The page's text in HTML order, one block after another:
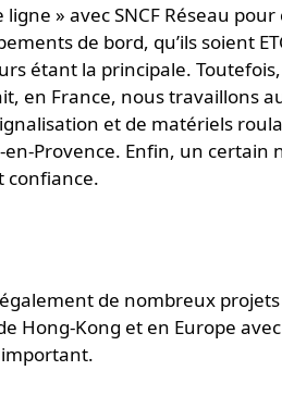
» avec SNCF Réseau pour
de bord, qu’ils soient
étant la principale.
en France, nous travaillons
et de matériels
Provence. Enfin, un certain
confiance.
de nombreux projets
Hong-Kong et en Europe